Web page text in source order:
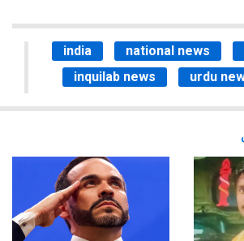
india national news
inquilab news
urdu